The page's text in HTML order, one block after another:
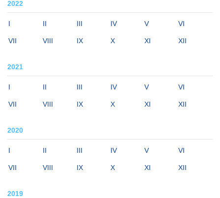
2022
I II III IV V VI
VII VIII IX X XI XII
2021
I II III IV V VI
VII VIII IX X XI XII
2020
I II III IV V VI
VII VIII IX X XI XII
2019